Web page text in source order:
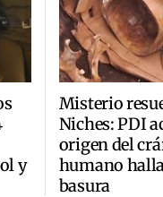
y
Misterio
Niches: PDI
origen del
humano
basura